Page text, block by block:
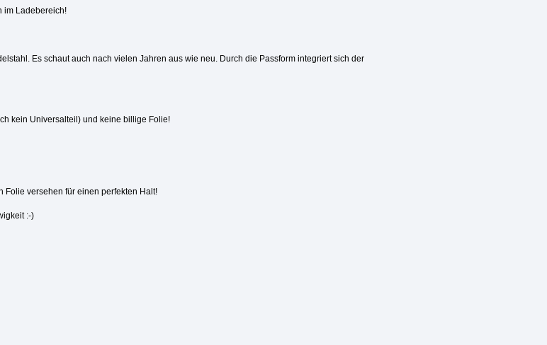
im Ladebereich!
Es schaut auch nach vielen Jahren aus wie neu. Durch die Passform integriert sich der
kein Universalteil) und keine billige Folie!
Folie versehen für einen perfekten Halt!
:-)